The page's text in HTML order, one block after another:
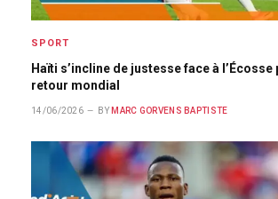
SPORT
Haïti s’incline de justesse face à l’Écosse
retour mondial
14/06/2026 BY MARC GORVENS BAPTISTE